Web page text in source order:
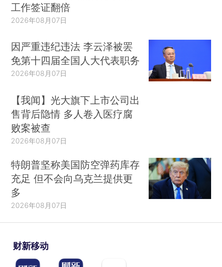
工作签证翻倍
2026年08月07日
因严重违纪违法 李云泽被罢
免第十四届全国人大代表职务
2026年08月07日
【我闻】光大旗下上市公司出
售背后隐情 多人卷入医疗腐
败案被查
2026年08月07日
特朗普坚称美国防空弹药库存
充足 但不会向乌克兰提供更
多
2026年08月07日
财新移动